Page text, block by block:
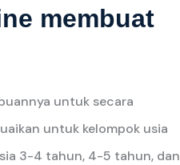
membuat
untuk secara
untuk kelompok usia
3-4 tahun, 4-5 tahun, dan